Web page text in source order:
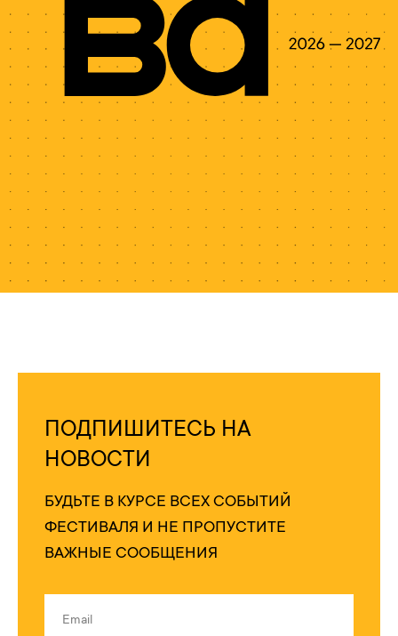
ПОДПИШИТЕСЬ НА
НОВОСТИ
БУДЬТЕ В КУРСЕ ВСЕХ СОБЫТИЙ
ФЕСТИВАЛЯ И НЕ ПРОПУСТИТЕ
ВАЖНЫЕ СООБЩЕНИЯ